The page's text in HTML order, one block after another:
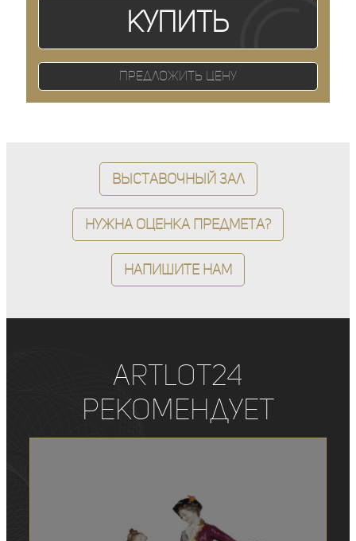
Купить
Предложить цену
Выставочный зал
Нужна оценка предмета?
Напишите нам
ArtLot24
рекомендует